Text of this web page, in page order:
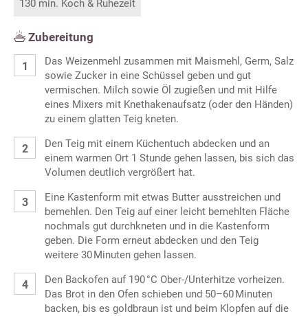
130 min. Koch & Ruhezeit
Zubereitung
Das Weizenmehl zusammen mit Maismehl, Germ, Salz
sowie Zucker in eine Schüssel geben und gut
vermischen. Milch sowie Öl zugießen und mit Hilfe
eines Mixers mit Knethakenaufsatz (oder den Händen)
zu einem glatten Teig kneten.
Den Teig mit einem Küchentuch abdecken und an
einem warmen Ort 1 Stunde gehen lassen, bis sich das
Volumen deutlich vergrößert hat.
Eine Kastenform mit etwas Butter ausstreichen und
bemehlen. Den Teig auf einer leicht bemehlten Fläche
nochmals gut durchkneten und in die Kastenform
geben. Die Form erneut abdecken und den Teig
weitere 30 Minuten gehen lassen.
Den Backofen auf 190 °C Ober-/Unterhitze vorheizen.
Das Brot in den Ofen schieben und 50–60 Minuten
backen, bis es goldbraun ist und beim Klopfen auf die